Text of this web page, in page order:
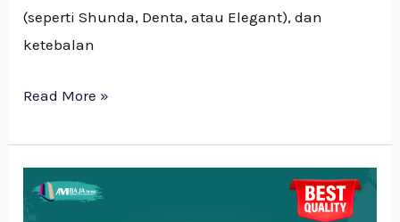
(seperti Shunda, Denta, atau Elegant), dan
ketebalan
Read More »
Kawat
Bronjong